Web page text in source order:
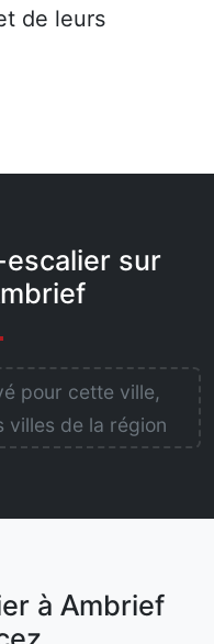
de leurs
sur
pour cette ville,
villes de la région
à Ambrief